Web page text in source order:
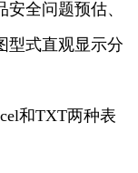
全问题预估、
型式直观显示分
和TXT两种表